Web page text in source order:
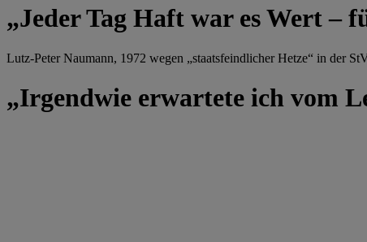
„Jeder Tag Haft war es Wert –
Lutz-Peter Naumann, 1972 wegen „staatsfeindlicher Hetze“ in der
„Irgendwie erwartete ich vom